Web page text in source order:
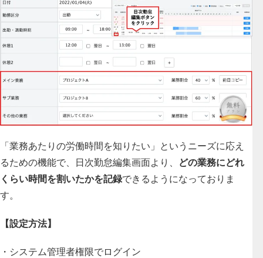
「業務あたりの労働時間を知りたい」というニーズに応え
るための機能で、日次勤怠編集画面より、 どの業務にどれ
くらい時間を割いたかを記録できるようになっておりま
す。
【設定方法】
・システム管理者権限でログイン